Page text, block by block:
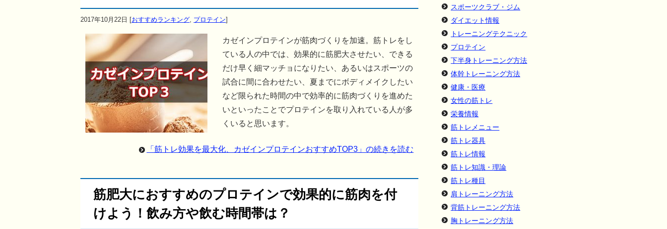
2017年10月22日 [おすすめランキング, プロテイン]
カゼインプロテインが筋肉づくりを加速。筋トレをし
ている人の中では、効果的に筋肥大させたい、できる
だけ早く細マッチョになりたい、あるいはスポーツの
試合に間に合わせたい、夏までにボディメイクしたい
など限られた時間の中で効率的に筋肉づくりを進めた
いといったことでプロテインを取り入れている人が多
くいると思います。
「筋トレ効果を最大化、カゼインプロテインおすすめTOP3」の続きを読む
筋肥大におすすめのプロテインで効果的に筋肉を付
けよう！飲み方や飲む時間帯は？
スポーツクラブ・ジム
ダイエット情報
トレーニングテクニック
プロテイン
下半身トレーニング方法
体幹トレーニング方法
健康・医療
女性の筋トレ
栄養情報
筋トレメニュー
筋トレ器具
筋トレ情報
筋トレ知識・理論
筋トレ種目
肩トレーニング方法
背筋トレーニング方法
胸トレーニング方法